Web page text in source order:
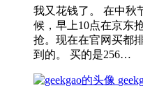
我又花钱了。 在中秋
候，早上10点在京东
抢。现在在官网买都
到的。 买的是256…